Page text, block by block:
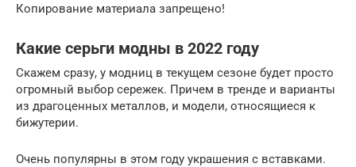
Копирование материала запрещено!
Какие серьги модны в 2022 году
Скажем сразу, у модниц в текущем сезоне будет просто
огромный выбор сережек. Причем в тренде и варианты
из драгоценных металлов, и модели, относящиеся к
бижутерии.
Очень популярны в этом году украшения с вставками.